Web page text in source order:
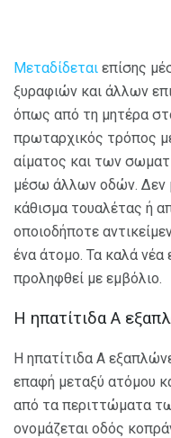
Μεταδίδεται επίσης
ξυραφιών και άλλων
όπως από τη μητέρα
πρωταρχικός τρόπος
αίματος και των
μέσω άλλων οδών. Δεν
κάθισμα τουαλέτας ή
οποιοδήποτε
ένα άτομο. Τα καλά νέα
προληφθεί με εμβόλιο.
Η ηπατίτιδα Α
Η ηπατίτιδα Α
επαφή μεταξύ ατόμου
από τα περιττώματα
ονομάζεται οδός